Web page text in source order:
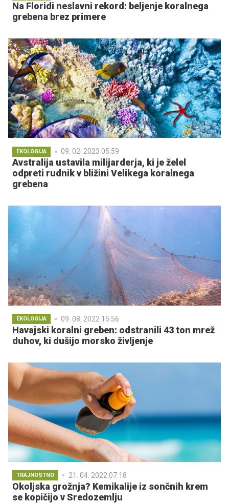
Na Floridi neslavni rekord: beljenje koralnega
grebena brez primere
EKOLOGIJA 09. 02. 2023 05.59
Avstralija ustavila milijarderja, ki je želel
odpreti rudnik v bližini Velikega koralnega
grebena
EKOLOGIJA 09. 08. 2022 15.56
Havajski koralni greben: odstranili 43 ton mrež
duhov, ki dušijo morsko življenje
TRAJNOSTNO 21. 04. 2022 07.18
Okoljska grožnja? Kemikalije iz sončnih krem
se kopičijo v Sredozemlju